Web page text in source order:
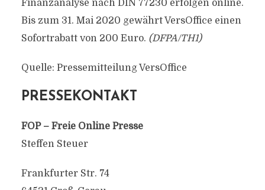
Finanzanalyse nach DIN 77230 erfolgen online.
Bis zum 31. Mai 2020 gewährt VersOffice einen
Sofortrabatt von 200 Euro. (DFPA/TH1)
Quelle: Pressemitteilung VersOffice
PRESSEKONTAKT
FOP – Freie Online Presse
Steffen Steuer
Frankfurter Str. 74